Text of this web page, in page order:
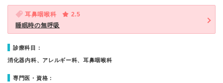
耳鼻咽喉科
2.5
睡眠時の無呼吸
診療科目：
消化器内科、アレルギー科、耳鼻咽喉科
専門医・資格：